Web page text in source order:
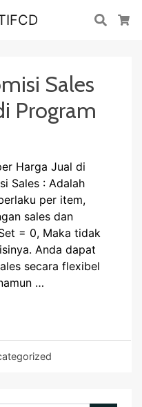
Cari
Sales
Program
Harga Jual di
Sales : Adalah
per item,
sales dan
= 0, Maka tidak
Anda dapat
secara flexibel
…